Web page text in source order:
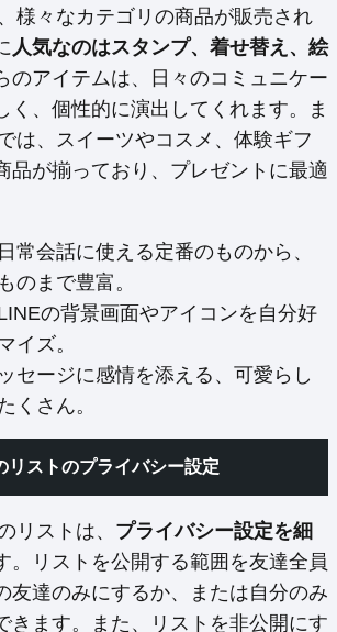
様々なカテゴリの商品が販売され
人気なのはスタンプ、着せ替え、絵
のアイテムは、日々のコミュニケー
く、個性的に演出してくれます。ま
は、スイーツやコスメ、体験ギフ
品が揃っており、プレゼントに最適
常会話に使える定番のものから、
のまで豊富。
の背景画面やアイコンを自分好
イズ。
セージに感情を添える、可愛らし
くさん。
リストのプライバシー設定
リストは、 プライバシー設定を細
。リストを公開する範囲を友達全員
友達のみにするか、または自分のみ
きます。また、リストを非公開にす